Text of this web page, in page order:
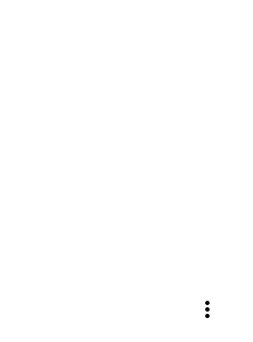
more_vert